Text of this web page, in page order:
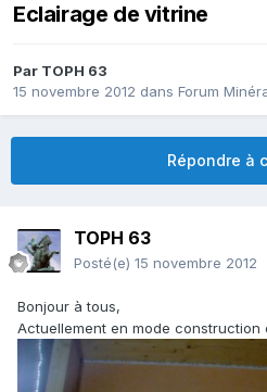
Eclairage de vitrine
Par TOPH 63
15 novembre 2012 dans Forum
Répondre à
TOPH 63
Posté(e) 15 novembre 2012
Bonjour à tous,
Actuellement en mode construction